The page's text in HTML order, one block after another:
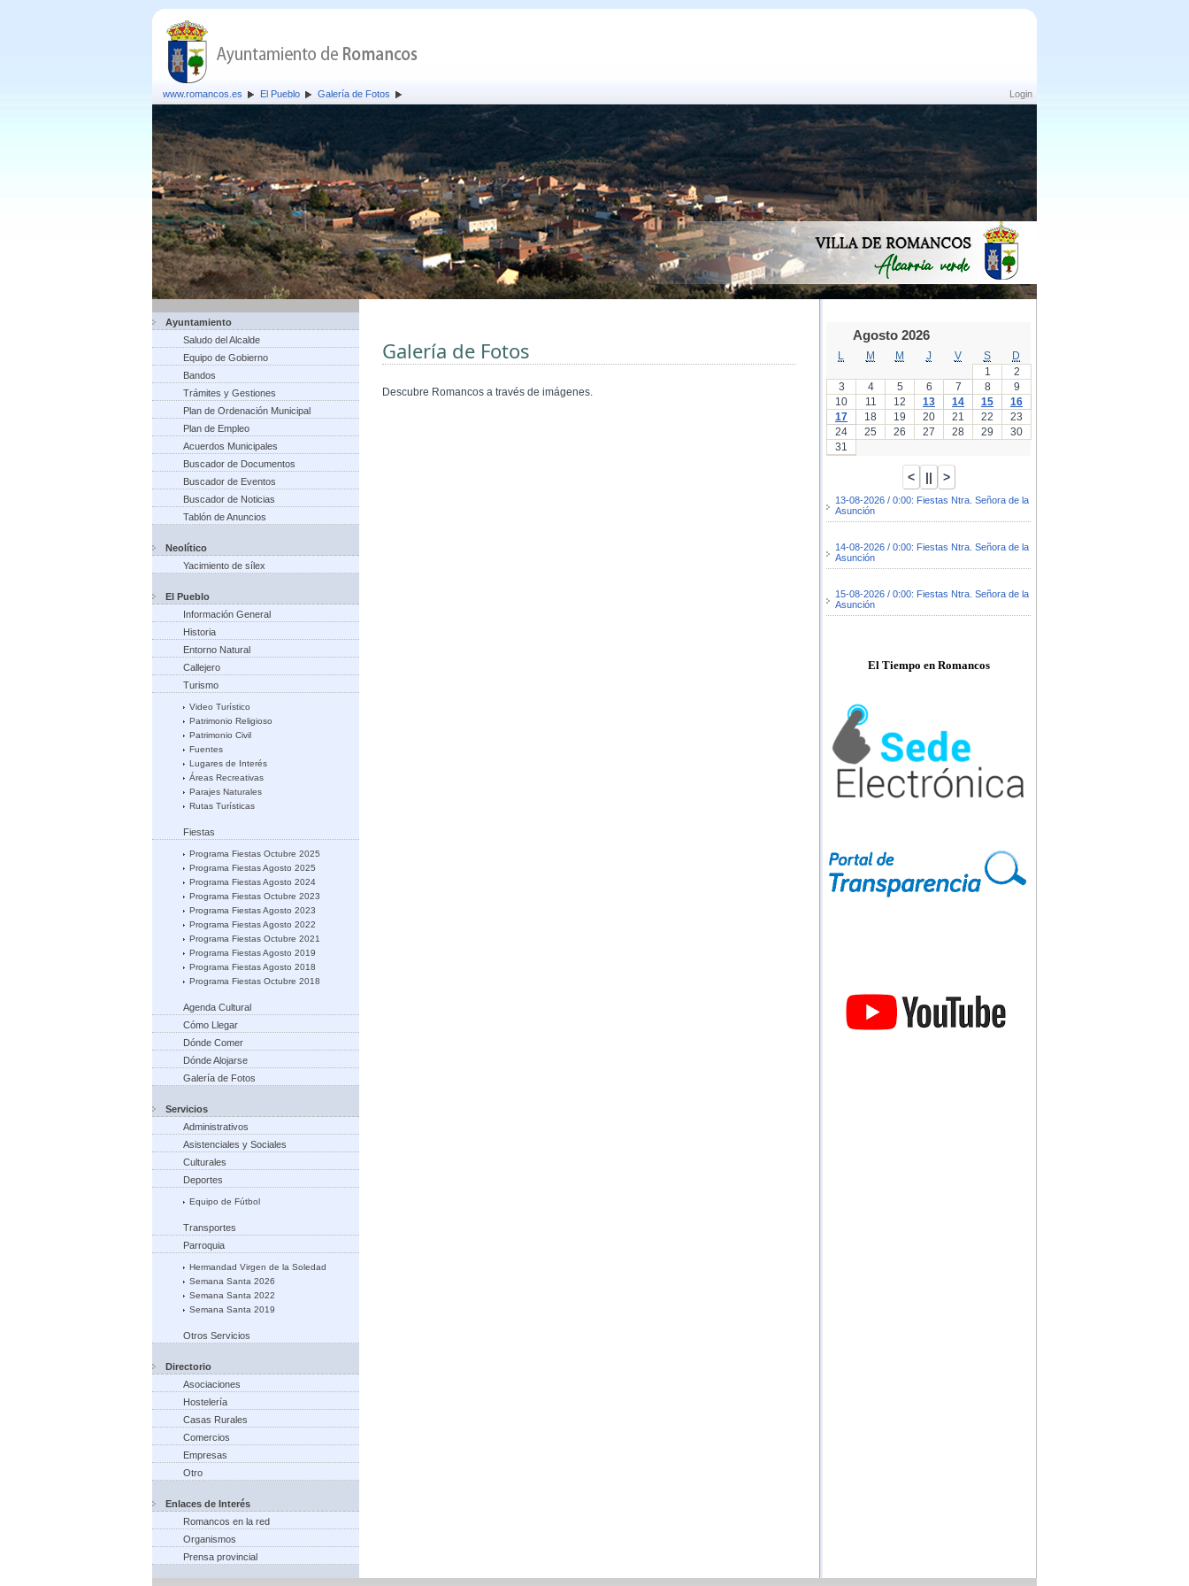
Login
www.romancos.es El Pueblo Galería de Fotos
Ayuntamiento
Saludo del Alcalde
Equipo de Gobierno
Bandos
Trámites y Gestiones
Plan de Ordenación Municipal
Plan de Empleo
Acuerdos Municipales
Buscador de Documentos
Buscador de Eventos
Buscador de Noticias
Tablón de Anuncios
Neolítico
Yacimiento de sílex
El Pueblo
Información General
Historia
Entorno Natural
Callejero
Turismo
Video Turístico
Patrimonio Religioso
Patrimonio Civil
Fuentes
Lugares de Interés
Áreas Recreativas
Parajes Naturales
Rutas Turísticas
Fiestas
Programa Fiestas Octubre 2025
Programa Fiestas Agosto 2025
Programa Fiestas Agosto 2024
Programa Fiestas Octubre 2023
Programa Fiestas Agosto 2023
Programa Fiestas Agosto 2022
Programa Fiestas Octubre 2021
Programa Fiestas Agosto 2019
Programa Fiestas Agosto 2018
Programa Fiestas Octubre 2018
Agenda Cultural
Cómo Llegar
Dónde Comer
Dónde Alojarse
Galería de Fotos
Servicios
Administrativos
Asistenciales y Sociales
Culturales
Deportes
Equipo de Fútbol
Transportes
Parroquia
Hermandad Virgen de la Soledad
Semana Santa 2026
Semana Santa 2022
Semana Santa 2019
Otros Servicios
Directorio
Asociaciones
Hostelería
Casas Rurales
Comercios
Empresas
Otro
Enlaces de Interés
Romancos en la red
Organismos
Prensa provincial
Galería de Fotos
Descubre Romancos a través de imágenes.
Agosto 2026
M M J V S
D
1
2
3
4 5 6 7 8
9
10
11 12 13 14 15
16
17
18 19 20 21 22
23
24
25 26 27 28 29
30
31
13-08-2026 / 0:00: Fiestas Ntra. Señora de la
Asunción
14-08-2026 / 0:00: Fiestas Ntra. Señora de la
Asunción
15-08-2026 / 0:00: Fiestas Ntra. Señora de la
Asunción
El Tiempo en Romancos